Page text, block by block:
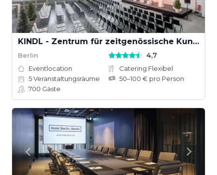
KINDL - Zentrum für zeitgenössische Kunst
Berlin 4,7
Eventlocation
Catering Flexibel
5Veranstaltungsräume
50–100 € pro Person
700 Gäste